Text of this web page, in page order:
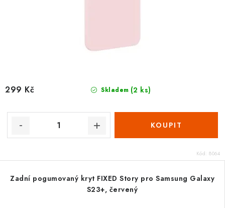
Skladem (2 ks)
299 Kč
Kód: 8064
Zadní pogumovaný kryt FIXED Story pro Samsung Galaxy
S23+, červený